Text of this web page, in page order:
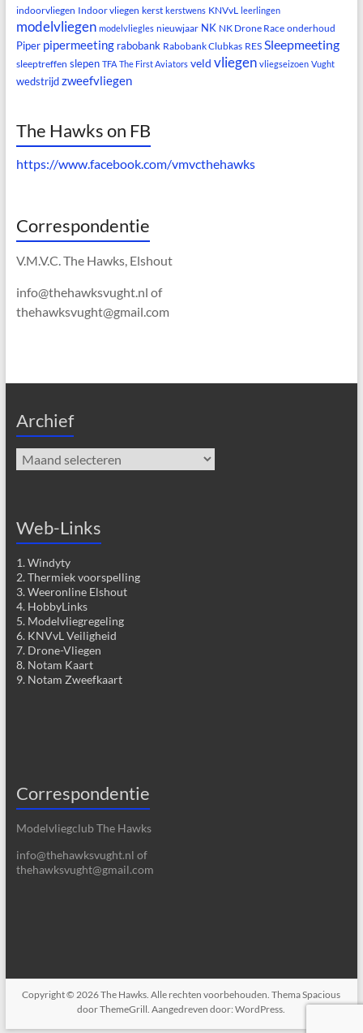
indoorvliegen Indoor vliegen kerst kerstwens KNVvL leerlingen
modelvliegen modelvliegles nieuwjaar NK NK Drone Race onderhoud
Piper pipermeeting rabobank Rabobank Clubkas RES Sleepmeeting
sleeptreffen slepen TFA The First Aviators veld vliegen vliegseizoen Vught
wedstrijd zweefvliegen
The Hawks on FB
https://www.facebook.com/vmvcthehawks
Correspondentie
V.M.V.C. The Hawks, Elshout
info@thehawksvught.nl of
thehawksvught@gmail.com
Archief
Archief
Web-Links
1. Windyty
2. Thermiek voorspelling
3. Weeronline Elshout
4. HobbyLinks
5. Modelvliegregeling
6. KNVvL Veiligheid
7. Drone-Vliegen
8. Notam Kaart
9. Notam Zweefkaart
Correspondentie
Modelvliegclub The Hawks
info@thehawksvught.nl of
thehawksvught@gmail.com
Copyright © 2026The Hawks. Alle rechten voorbehouden. ThemaSpacious
door ThemeGrill. Aangedreven door:WordPress.